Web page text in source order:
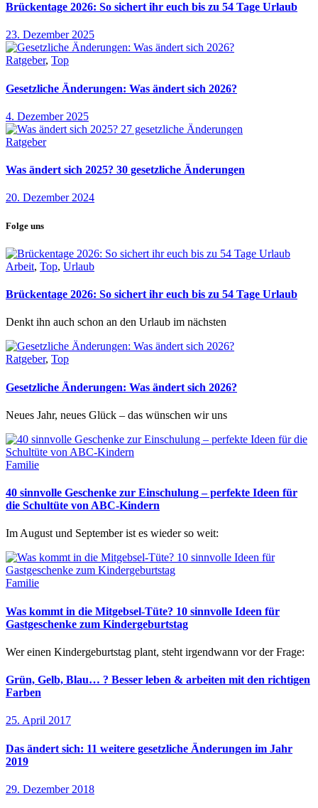
Brückentage 2026: So sichert ihr euch bis zu 54 Tage Urlaub
23. Dezember 2025
Ratgeber, Top
Gesetzliche Änderungen: Was ändert sich 2026?
4. Dezember 2025
Ratgeber
Was ändert sich 2025? 30 gesetzliche Änderungen
20. Dezember 2024
Folge uns
Arbeit, Top, Urlaub
Brückentage 2026: So sichert ihr euch bis zu 54 Tage Urlaub
Denkt ihn auch schon an den Urlaub im nächsten
Ratgeber, Top
Gesetzliche Änderungen: Was ändert sich 2026?
Neues Jahr, neues Glück – das wünschen wir uns
Familie
40 sinnvolle Geschenke zur Einschulung – perfekte Ideen für
die Schultüte von ABC-Kindern
Im August und September ist es wieder so weit:
Familie
Was kommt in die Mitgebsel-Tüte? 10 sinnvolle Ideen für
Gastgeschenke zum Kindergeburtstag
Wer einen Kindergeburtstag plant, steht irgendwann vor der Frage:
Grün, Gelb, Blau… ? Besser leben & arbeiten mit den richtigen
Farben
25. April 2017
Das ändert sich: 11 weitere gesetzliche Änderungen im Jahr
2019
29. Dezember 2018